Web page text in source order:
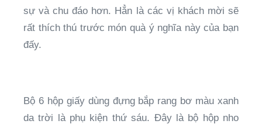
sự và chu đáo hơn. Hẳn là các vị khách mời sẽ
rất thích thú trước món quà ý nghĩa này của bạn
đấy.
Bộ 6 hộp giấy dùng đựng bắp rang bơ màu xanh
da trời là phụ kiện thứ sáu. Đây là bộ hộp nho